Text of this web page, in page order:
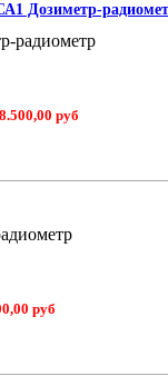
Дозиметр-
радиометр
руб
руб